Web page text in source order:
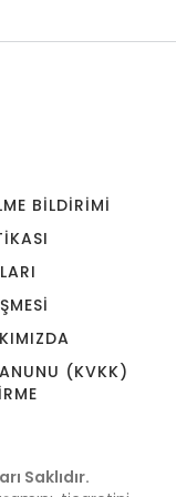
1
alan
BILDIRIMI
(KVKK)
Saklıdır.